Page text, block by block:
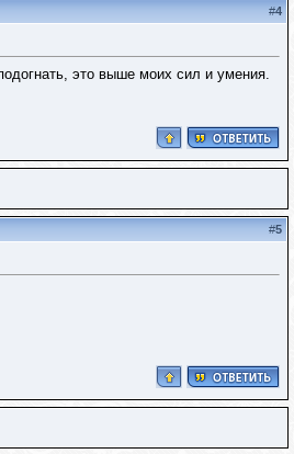
#4
это выше моих сил и умения.
#5